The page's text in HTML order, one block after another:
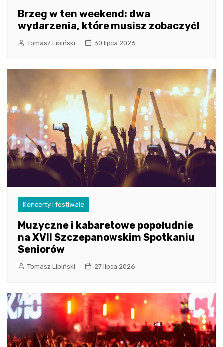
Brzeg w ten weekend: dwa
wydarzenia, które musisz zobaczyć!
Tomasz Lipiński 30 lipca 2026
Koncerty i festiwale
Muzyczne i kabaretowe popołudnie
na XVII Szczepanowskim Spotkaniu
Seniorów
Tomasz Lipiński 27 lipca 2026